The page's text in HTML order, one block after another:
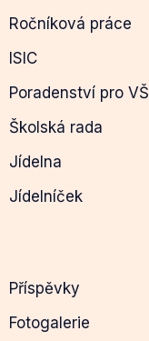
Ročníková práce
ISIC
Poradenství pro VŠ
Školská rada
Jídelna
Jídelníček
Příspěvky
Fotogalerie